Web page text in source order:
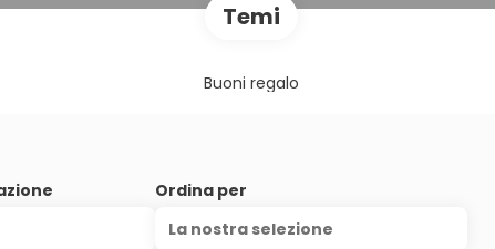
Temi
Buoni regalo
Ordina per
La nostra selezione